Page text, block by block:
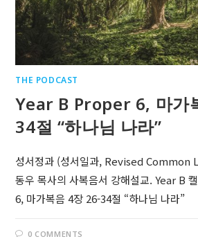
THE PODCAST
Year B Proper 6, 마가
34절 “하나님 나라”
성서정과 (성서일과, Revised Common
동우 목사의 사복음서 강해설교. Year B
6, 마가복음 4장 26-34절 “하나님 나라”
0 COMMENTS